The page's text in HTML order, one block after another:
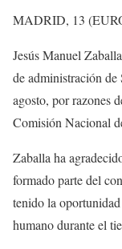
MADRID, 13
Jesús Manuel
de administración de
agosto, por razones
Comisión Nacional
Zaballa ha
formado parte del
tenido la
humano durante el